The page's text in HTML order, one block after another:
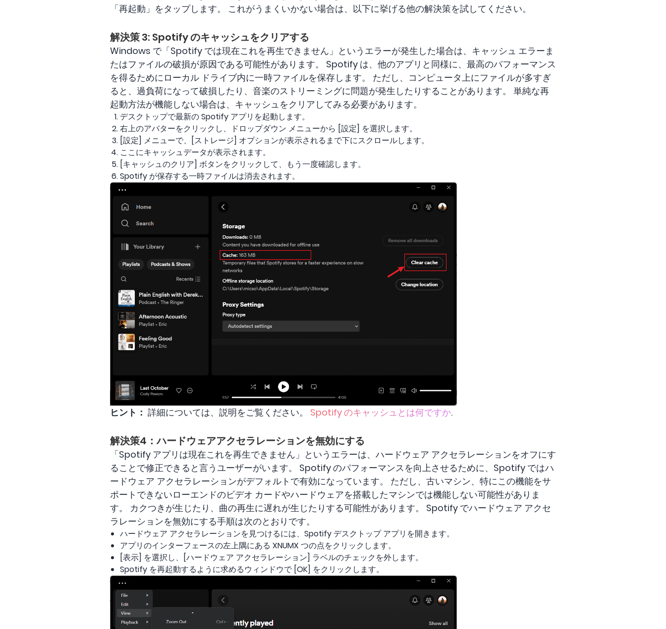
「再起動」をタップします。 これがうまくいかない場合は、以下に挙げる他の解決策を試してください。
解決策 3: Spotify のキャッシュをクリアする
Windows で「Spotify では現在これを再生できません」というエラーが発生した場合は、キャッシュ エラーま
たはファイルの破損が原因である可能性があります。 Spotify は、他のアプリと同様に、最高のパフォーマンス
を得るためにローカル ドライブ内に一時ファイルを保存します。 ただし、コンピュータ上にファイルが多すぎ
ると、過負荷になって破損したり、音楽のストリーミングに問題が発生したりすることがあります。 単純な再
起動方法が機能しない場合は、キャッシュをクリアしてみる必要があります。
デスクトップで最新の Spotify アプリを起動します。
右上のアバターをクリックし、ドロップダウン メニューから [設定] を選択します。
[設定] メニューで、[ストレージ] オプションが表示されるまで下にスクロールします。
ここにキャッシュデータが表示されます。
[キャッシュのクリア] ボタンをクリックして、もう一度確認します。
Spotify が保存する一時ファイルは消去されます。
ヒント： 詳細については、説明をご覧ください。 Spotify のキャッシュとは何ですか.
解決策4：ハードウェアアクセラレーションを無効にする
「Spotify アプリは現在これを再生できません」というエラーは、ハードウェア アクセラレーションをオフにす
ることで修正できると言うユーザーがいます。 Spotify のパフォーマンスを向上させるために、Spotify ではハ
ードウェア アクセラレーションがデフォルトで有効になっています。 ただし、古いマシン、特にこの機能をサ
ポートできないローエンドのビデオ カードやハードウェアを搭載したマシンでは機能しない可能性がありま
す。 カクつきが生じたり、曲の再生に遅れが生じたりする可能性があります。 Spotify でハードウェア アクセ
ラレーションを無効にする手順は次のとおりです。
ハードウェア アクセラレーションを見つけるには、Spotify デスクトップ アプリを開きます。
アプリのインターフェースの左上隅にある XNUMX つの点をクリックします。
[表示] を選択し、[ハードウェア アクセラレーション] ラベルのチェックを外します。
Spotify を再起動するように求めるウィンドウで [OK] をクリックします。